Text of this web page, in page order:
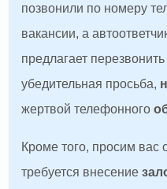
позвонили по номеру
вакансии, а
предлагает
убедительная просьба,
жертвой телефонного
Кроме того, просим вас
требуется внесение